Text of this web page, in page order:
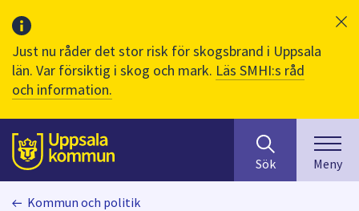
Just nu råder det stor risk för skogsbrand i Uppsala
län. Var försiktig i skog och mark. Läs SMHI:s råd
och information.
Till sidans
huvudinnehåll
efter
innehåll
på
Sök Meny
Kommun och politik